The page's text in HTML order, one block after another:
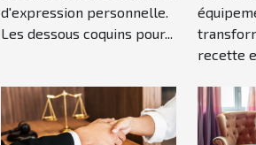
d'expression personnelle.
Les dessous coquins pour...
recette